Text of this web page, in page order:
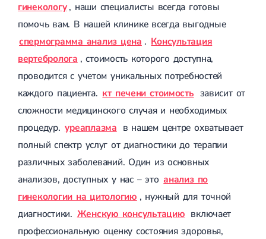
Дерматология
Массаж
гинекологу , наши специалисты всегда готовы
помочь вам. В нашей клинике всегда выгодные
спермограмма анализ цена . Консультация
вертебролога , стоимость которого доступна,
проводится с учетом уникальных потребностей
каждого пациента. кт печени стоимость зависит от
сложности медицинского случая и необходимых
процедур. уреаплазма в нашем центре охватывает
полный спектр услуг от диагностики до терапии
различных заболеваний. Один из основных
анализов, доступных у нас – это анализ по
гинекологии на цитологию , нужный для точной
диагностики. Женскую консультацию включает
профессиональную оценку состояния здоровья,